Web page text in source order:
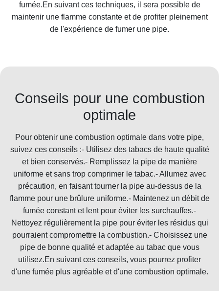
fumée.En suivant ces techniques, il sera possible de
maintenir une flamme constante et de profiter pleinement
de l'expérience de fumer une pipe.
Conseils pour une combustion
optimale
Pour obtenir une combustion optimale dans votre pipe,
suivez ces conseils :- Utilisez des tabacs de haute qualité
et bien conservés.- Remplissez la pipe de manière
uniforme et sans trop comprimer le tabac.- Allumez avec
précaution, en faisant tourner la pipe au-dessus de la
flamme pour une brûlure uniforme.- Maintenez un débit de
fumée constant et lent pour éviter les surchauffes.-
Nettoyez régulièrement la pipe pour éviter les résidus qui
pourraient compromettre la combustion.- Choisissez une
pipe de bonne qualité et adaptée au tabac que vous
utilisez.En suivant ces conseils, vous pourrez profiter
d'une fumée plus agréable et d'une combustion optimale.